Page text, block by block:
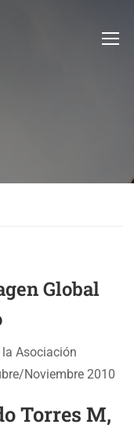
Global
Asociación
Noviembre 2010
Torres M,